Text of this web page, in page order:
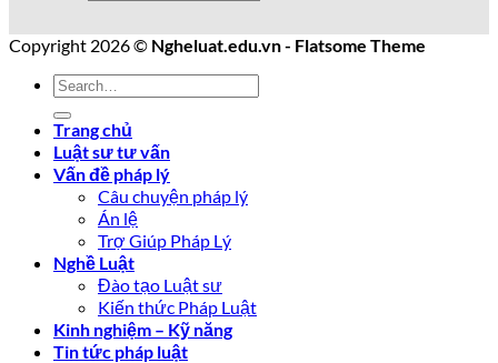
Copyright 2026 © Ngheluat.edu.vn - Flatsome Theme
Trang chủ
Luật sư tư vấn
Vấn đề pháp lý
Câu chuyện pháp lý
Án lệ
Trợ Giúp Pháp Lý
Nghề Luật
Đào tạo Luật sư
Kiến thức Pháp Luật
Kinh nghiệm – Kỹ năng
Tin tức pháp luật